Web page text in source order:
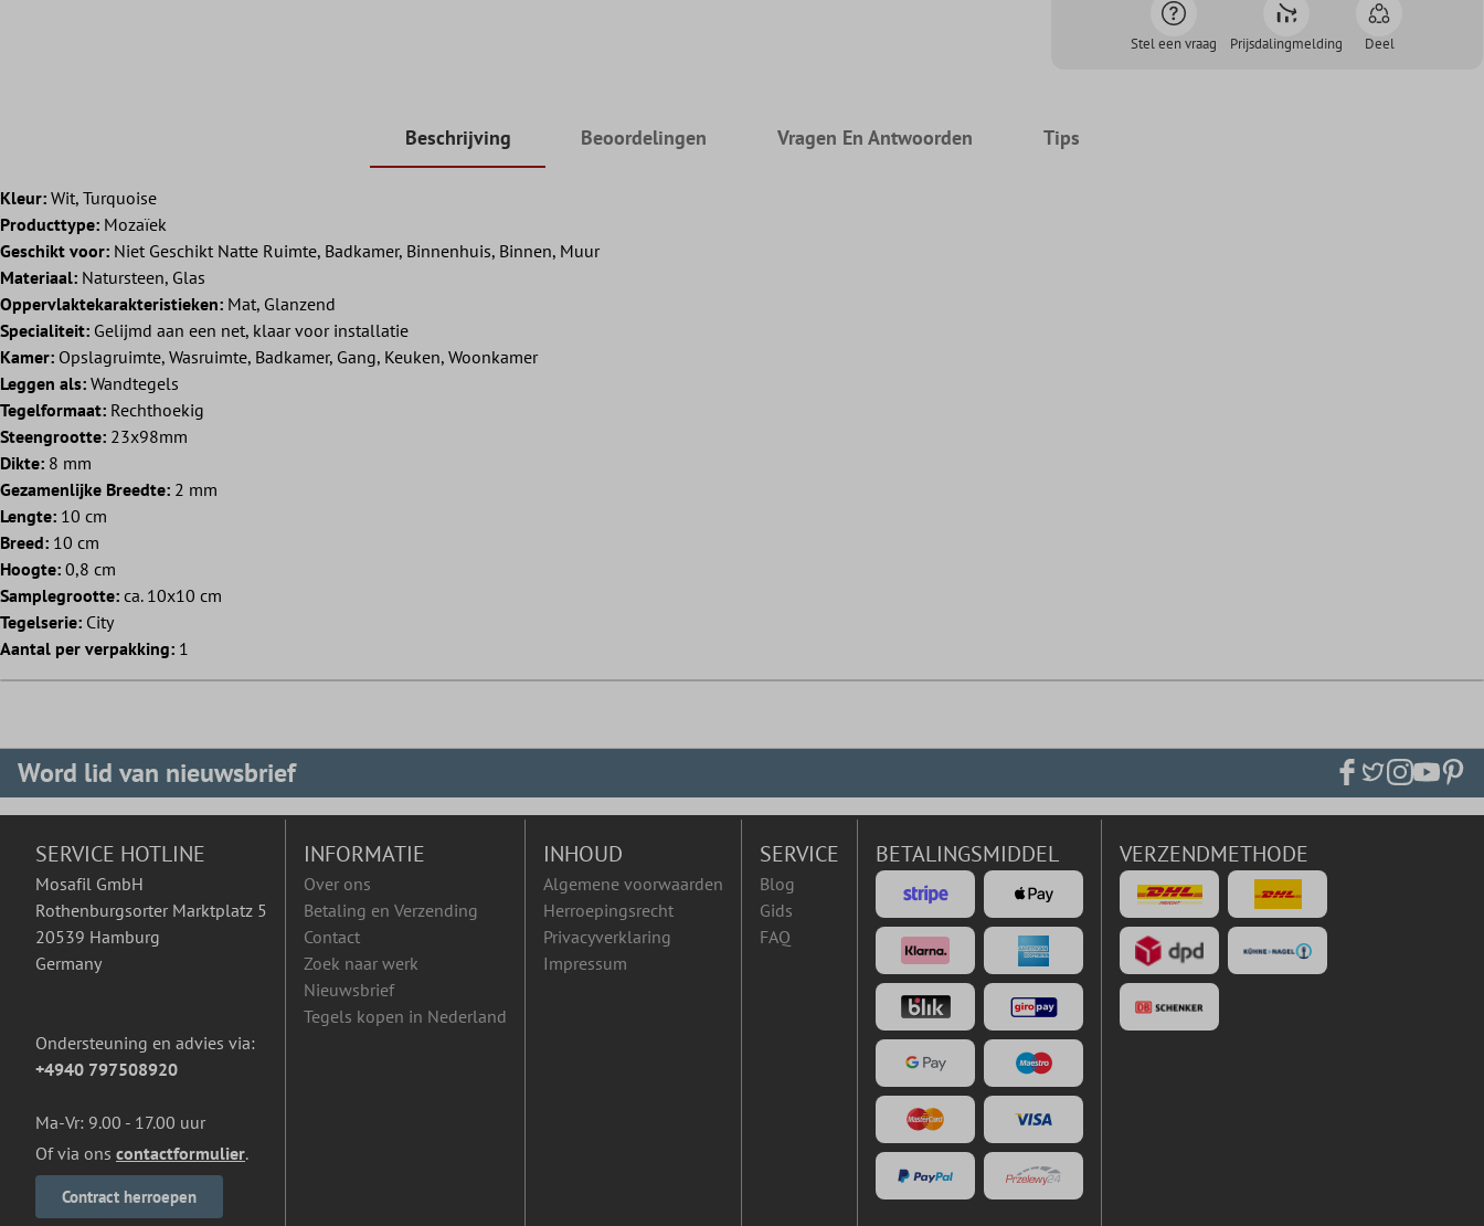
Stel een vraag Prijsdalingmelding Deel
Beschrijving Beoordelingen Vragen En Antwoorden Tips
Kleur: Wit, Turquoise
Producttype: Mozaïek
Geschikt voor: Niet Geschikt Natte Ruimte, Badkamer, Binnenhuis, Binnen, Muur
Materiaal: Natursteen, Glas
Oppervlaktekarakteristieken: Mat, Glanzend
Specialiteit: Gelijmd aan een net, klaar voor installatie
Kamer: Opslagruimte, Wasruimte, Badkamer, Gang, Keuken, Woonkamer
Leggen als: Wandtegels
Tegelformaat: Rechthoekig
Steengrootte: 23x98mm
Dikte: 8 mm
Gezamenlijke Breedte: 2 mm
Lengte: 10 cm
Breed: 10 cm
Hoogte: 0,8 cm
Samplegrootte: ca. 10x10 cm
Tegelserie: City
Aantal per verpakking: 1
Word lid van nieuwsbrief
SERVICE HOTLINE
Mosafil GmbH
Rothenburgsorter Marktplatz 5
20539 Hamburg
Germany
Ondersteuning en advies via:
+4940 797508920
Ma-Vr: 9.00 - 17.00 uur
Of via ons contactformulier.
Contract herroepen
INFORMATIE
Over ons
Betaling en Verzending
Contact
Zoek naar werk
Nieuwsbrief
Tegels kopen in Nederland
INHOUD
Algemene voorwaarden
Herroepingsrecht
Privacyverklaring
Impressum
SERVICE
Blog
Gids
FAQ
BETALINGSMIDDEL VERZENDMETHODE